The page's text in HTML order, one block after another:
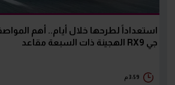
استعداداً لطرحها خلال أيام.. أهم
جي RX9 الهجينة ذات السبعة مقاعد
3:59 م